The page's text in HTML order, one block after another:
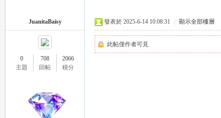
JuanitaBaisy
0
主題
708
回帖
2066
積分
發表於 2025-6-14 10:08:31 顯示全部樓層
此帖僅作者可見